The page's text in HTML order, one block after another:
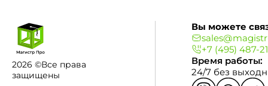
2026 ©Все права
защищены
Вы можете
+7 (495) 487-
Время работы:
24/7 без